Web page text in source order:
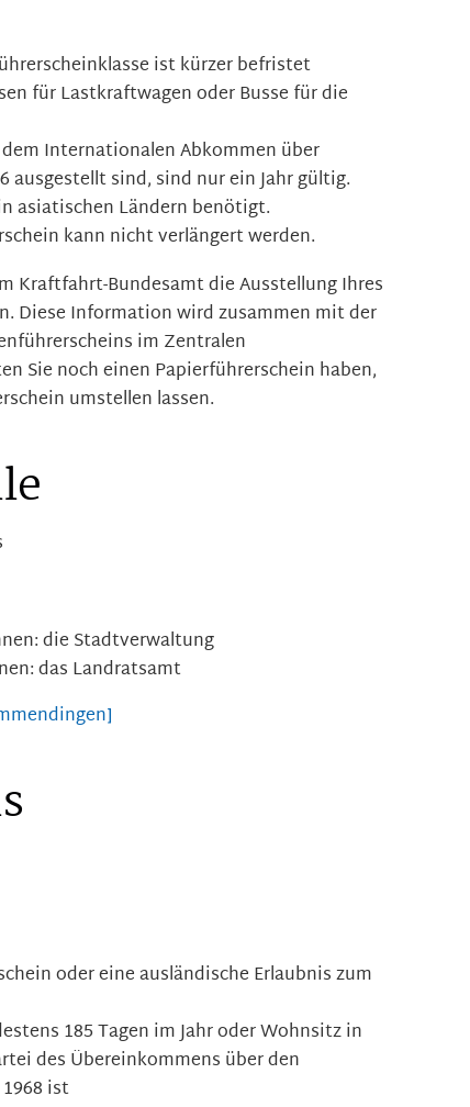
ist kürzer befristet
für Lastkraftwagen oder Busse für die
Internationalen Abkommen über
ausgestellt sind, sind nur ein Jahr gültig.
asiatischen Ländern benötigt.
kann nicht verlängert werden.
Kraftfahrt-Bundesamt die Ausstellung Ihres
Diese Information wird zusammen mit der
im Zentralen
Sie noch einen Papierführerschein haben,
umstellen lassen.
die Stadtverwaltung
das Landratsamt
oder eine ausländische Erlaubnis zum
185 Tagen im Jahroder Wohnsitz in
des Übereinkommens über den
ist